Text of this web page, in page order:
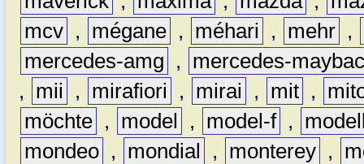
mcv , mégane , méhari , mehr ,
mercedes-amg
,
mercedes-
,
mii , mirafiori , mirai , mit ,
möchte , model , model-f ,
mondeo , mondial , monterey ,